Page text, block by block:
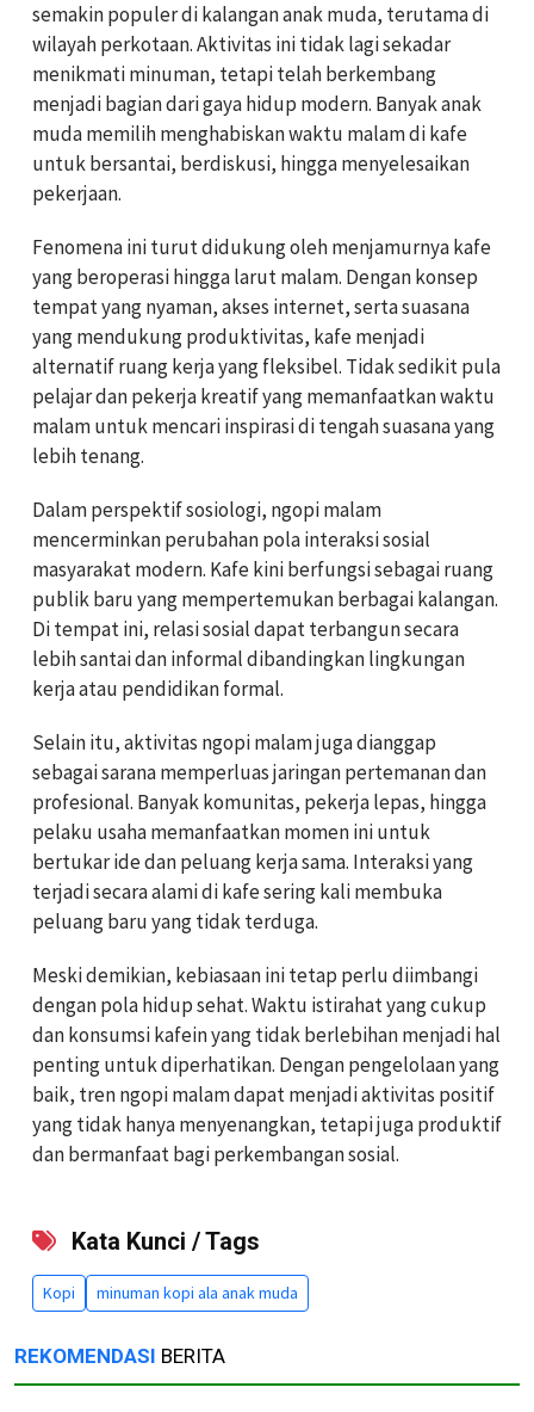
semakin populer di kalangan anak muda, terutama di
wilayah perkotaan. Aktivitas ini tidak lagi sekadar
menikmati minuman, tetapi telah berkembang
menjadi bagian dari gaya hidup modern. Banyak anak
muda memilih menghabiskan waktu malam di kafe
untuk bersantai, berdiskusi, hingga menyelesaikan
pekerjaan.
Fenomena ini turut didukung oleh menjamurnya kafe
yang beroperasi hingga larut malam. Dengan konsep
tempat yang nyaman, akses internet, serta suasana
yang mendukung produktivitas, kafe menjadi
alternatif ruang kerja yang fleksibel. Tidak sedikit pula
pelajar dan pekerja kreatif yang memanfaatkan waktu
malam untuk mencari inspirasi di tengah suasana yang
lebih tenang.
Dalam perspektif sosiologi, ngopi malam
mencerminkan perubahan pola interaksi sosial
masyarakat modern. Kafe kini berfungsi sebagai ruang
publik baru yang mempertemukan berbagai kalangan.
Di tempat ini, relasi sosial dapat terbangun secara
lebih santai dan informal dibandingkan lingkungan
kerja atau pendidikan formal.
Selain itu, aktivitas ngopi malam juga dianggap
sebagai sarana memperluas jaringan pertemanan dan
profesional. Banyak komunitas, pekerja lepas, hingga
pelaku usaha memanfaatkan momen ini untuk
bertukar ide dan peluang kerja sama. Interaksi yang
terjadi secara alami di kafe sering kali membuka
peluang baru yang tidak terduga.
Meski demikian, kebiasaan ini tetap perlu diimbangi
dengan pola hidup sehat. Waktu istirahat yang cukup
dan konsumsi kafein yang tidak berlebihan menjadi hal
penting untuk diperhatikan. Dengan pengelolaan yang
baik, tren ngopi malam dapat menjadi aktivitas positif
yang tidak hanya menyenangkan, tetapi juga produktif
dan bermanfaat bagi perkembangan sosial.
Kata Kunci / Tags
Kopi minuman kopi ala anak muda
REKOMENDASI BERITA